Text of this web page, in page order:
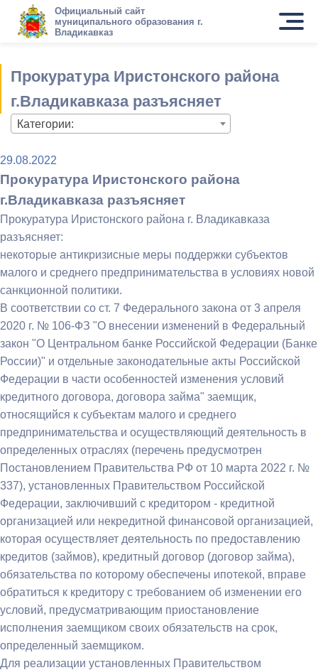
Официальный сайт
муниципального образования г.
Владикавказ
Прокуратура Иристонского района
г.Владикавказа разъясняет
Категории:
29.08.2022
Прокуратура Иристонского района
г.Владикавказа разъясняет
Прокуратура Иристонского района г. Владикавказа
разъясняет:
некоторые антикризисные меры поддержки субъектов
малого и среднего предпринимательства в условиях новой
санкционной политики.
В соответствии со ст. 7 Федерального закона от 3 апреля
2020 г. № 106-ФЗ "О внесении изменений в Федеральный
закон "О Центральном банке Российской Федерации (Банке
России)" и отдельные законодательные акты Российской
Федерации в части особенностей изменения условий
кредитного договора, договора займа" заемщик,
относящийся к субъектам малого и среднего
предпринимательства и осуществляющий деятельность в
определенных отраслях (перечень предусмотрен
Постановлением Правительства РФ от 10 марта 2022 г. №
337), установленных Правительством Российской
Федерации, заключивший с кредитором - кредитной
организацией или некредитной финансовой организацией,
которая осуществляет деятельность по предоставлению
кредитов (займов), кредитный договор (договор займа),
обязательства по которому обеспечены ипотекой, вправе
обратиться к кредитору с требованием об изменении его
условий, предусматривающим приостановление
исполнения заемщиком своих обязательств на срок,
определенный заемщиком.
Для реализации установленных Правительством